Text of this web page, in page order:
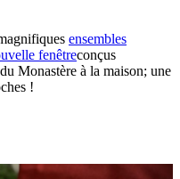
ensembles
fenêtreconçus
Monastère à la maison; une
!